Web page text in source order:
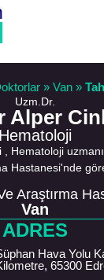
» Van »
Uzm.Dr.
Alper
Hematoloji
, Hematoloji
Hastanesi'nde
Araştırma
Van
ADRES
Hava Yolu
65300